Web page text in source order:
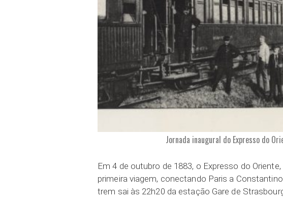
Jornada inaugural do Expresso do
Em 4 de outubro de 1883, o Expresso do
primeira viagem, conectando Paris a
trem sai às 22h20 da estação Gare de